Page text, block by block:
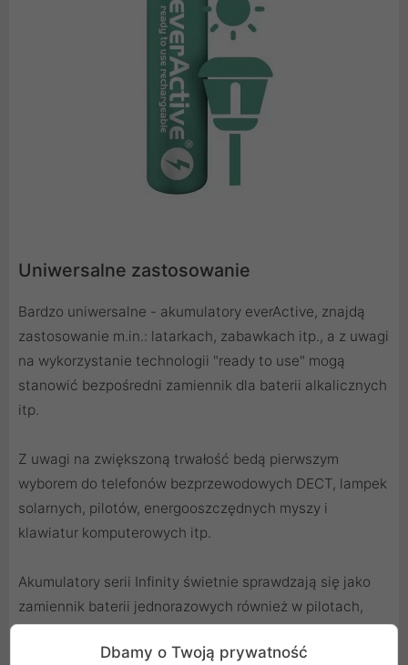
Uniwersalne zastosowanie
Bardzo uniwersalne - akumulatory everActive, znajdą
zastosowanie m.in.: latarkach, zabawkach itp., a z uwagi
na wykorzystanie technologii "ready to use" mogą
stanowić bezpośredni zamiennik dla baterii alkalicznych
itp.
Z uwagi na zwiększoną trwałość bedą pierwszym
wyborem do telefonów bezprzewodowych DECT, lampek
solarnych, pilotów, energooszczędnych myszy i
klawiatur komputerowych itp.
Akumulatory serii Infinity świetnie sprawdzają się jako
zamiennik baterii jednorazowych również w pilotach,
zegarach itp. Akumulatorki w tej technologii co do
zasady nie wylewają, można z nich korzystać ponad 10
Dbamy o Twoją prywatność